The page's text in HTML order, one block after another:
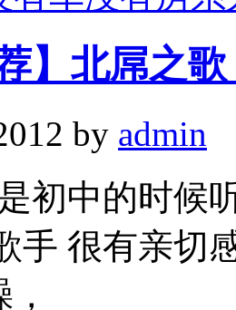
】北屌之
by admin
初中的时候
手 很有亲切